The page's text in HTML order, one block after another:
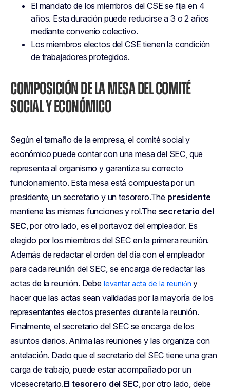
El mandato de los miembros del CSE se fija en 4
años. Esta duración puede reducirse a 3 o 2 años
mediante convenio colectivo.
Los miembros electos del CSE tienen la condición
de trabajadores protegidos.
COMPOSICIÓN DE LA MESA DEL COMITÉ
SOCIAL Y ECONÓMICO
Según el tamaño de la empresa, el comité social y
económico puede contar con una mesa del SEC, que
representa al organismo y garantiza su correcto
funcionamiento. Esta mesa está compuesta por un
presidente, un secretario y un tesorero.The presidente
mantiene las mismas funciones y rol.The secretario del
SEC, por otro lado, es el portavoz del empleador. Es
elegido por los miembros del SEC en la primera reunión.
Además de redactar el orden del día con el empleador
para cada reunión del SEC, se encarga de redactar las
actas de la reunión. Debe levantar acta de la reunión y
hacer que las actas sean validadas por la mayoría de los
representantes electos presentes durante la reunión.
Finalmente, el secretario del SEC se encarga de los
asuntos diarios. Anima las reuniones y las organiza con
antelación. Dado que el secretario del SEC tiene una gran
carga de trabajo, puede estar acompañado por un
vicesecretario.El tesorero del SEC, por otro lado, debe